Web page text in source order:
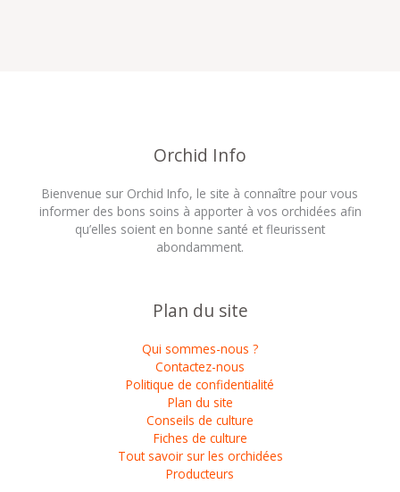
Orchid Info
Bienvenue sur Orchid Info, le site à connaître pour vous
informer des bons soins à apporter à vos orchidées afin
qu’elles soient en bonne santé et fleurissent
abondamment.
Plan du site
Qui sommes-nous ?
Contactez-nous
Politique de confidentialité
Plan du site
Conseils de culture
Fiches de culture
Tout savoir sur les orchidées
Producteurs